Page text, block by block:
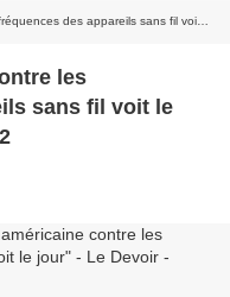
sans fil voit le jour" - Le Devoir - 18/09/2012
les
sans fil voit le